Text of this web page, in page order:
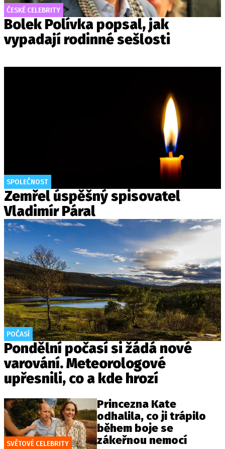
ČESKÉ CELEBRITY
Bolek Polívka popsal, jak
vypadají rodinné sešlosti
SPOLEČNOST
Zemřel úspěšný spisovatel
Vladimír Páral
POČASÍ
Pondělní počasí si žádá nové
varování. Meteorologové
upřesnili, co a kde hrozí
SVĚTOVÉ CELEBRITY
Princezna Kate
odhalila, co ji trápilo
během boje se
zákeřnou nemocí